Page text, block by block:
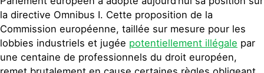
la directive Omnibus I. Cette proposition de la
Commission européenne, taillée sur mesure pour les
lobbies industriels et jugée potentiellement illégale par
une centaine de professionnels du droit européen,